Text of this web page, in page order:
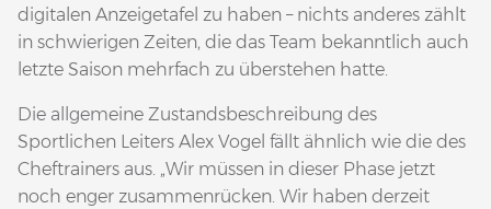
digitalen Anzeigetafel zu haben – nichts anderes zählt
in schwierigen Zeiten, die das Team bekanntlich auch
letzte Saison mehrfach zu überstehen hatte.
Die allgemeine Zustandsbeschreibung des
Sportlichen Leiters Alex Vogel fällt ähnlich wie die des
Cheftrainers aus. „Wir müssen in dieser Phase jetzt
noch enger zusammenrücken. Wir haben derzeit